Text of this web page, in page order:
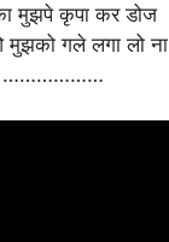
मुझपे कृपा कर डोज
गले लगा लो ना
………………